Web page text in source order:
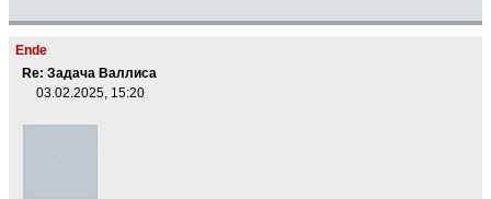
Ende
Re: Задача Валлиса
03.02.2025, 15:20